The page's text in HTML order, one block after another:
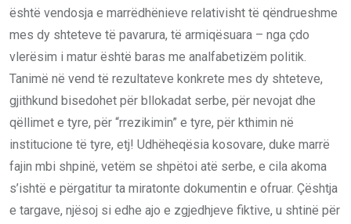
është vendosja e marrëdhënieve relativisht të qëndrueshme
mes dy shteteve të pavarura, të armiqësuara – nga çdo
vlerësim i matur është baras me analfabetizëm politik.
Tanimë në vend të rezultateve konkrete mes dy shteteve,
gjithkund bisedohet për bllokadat serbe, për nevojat dhe
qëllimet e tyre, për “rrezikimin” e tyre, për kthimin në
institucione të tyre, etj! Udhëheqësia kosovare, duke marrë
fajin mbi shpinë, vetëm se shpëtoi atë serbe, e cila akoma
s’ishtë e përgatitur ta miratonte dokumentin e ofruar. Çështja
e targave, njësoj si edhe ajo e zgjedhjeve fiktive, u shtinë për